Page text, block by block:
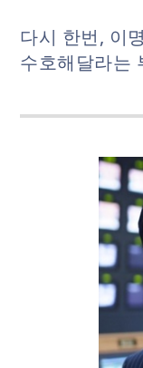
다시 한번, 이
수호해달라는